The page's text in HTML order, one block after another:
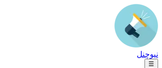
نیوچنل
☰